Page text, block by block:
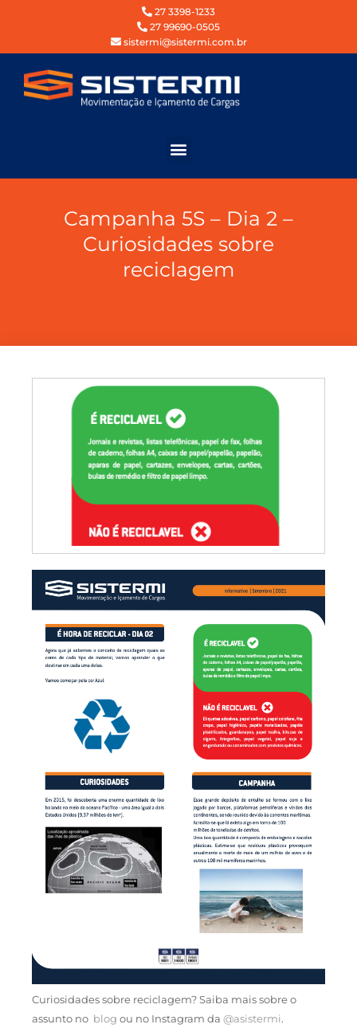
27 3398-1233
27 99690-0505
sistermi@sistermi.com.br
Campanha 5S – Dia 2 –
Curiosidades sobre
reciclagem
Curiosidades sobre reciclagem? Saiba mais sobre o
assunto no blog ou no Instagram da @asistermi.